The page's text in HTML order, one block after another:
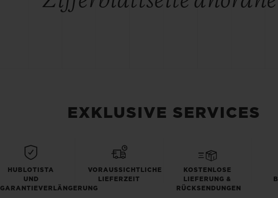
EXKLUSIVE SERVICES
HUBLOTISTA
UND
GARANTIEVERLÄNGERUNG
VORAUSSICHTLICHE
LIEFERZEIT
KOSTENLOSE
LIEFERUNG &
RÜCKSENDUNGEN